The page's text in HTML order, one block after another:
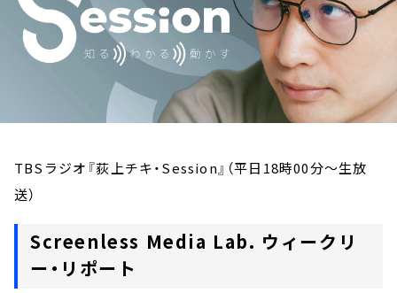
TBSラジオ『荻上チキ・Session』（平日18時00分～生放
送）
Screenless Media Lab. ウィークリ
ー・リポート